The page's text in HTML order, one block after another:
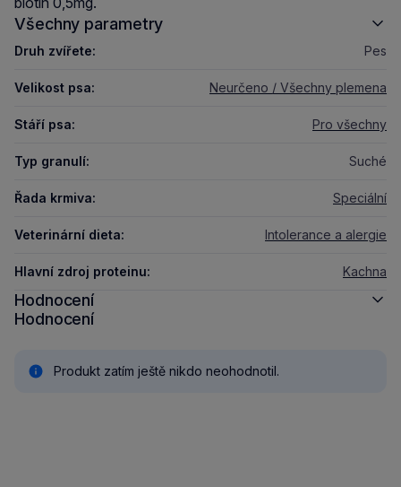
Všechny parametry
Druh zvířete: Pes
Velikost psa: Neurčeno / Všechny plemena
Stáří psa: Pro všechny
Typ granulí: Suché
Řada krmiva: Speciální
Veterinární dieta: Intolerance a alergie
Hlavní zdroj proteinu: Kachna
Hodnocení
Hodnocení
Produkt zatím ještě nikdo neohodnotil.